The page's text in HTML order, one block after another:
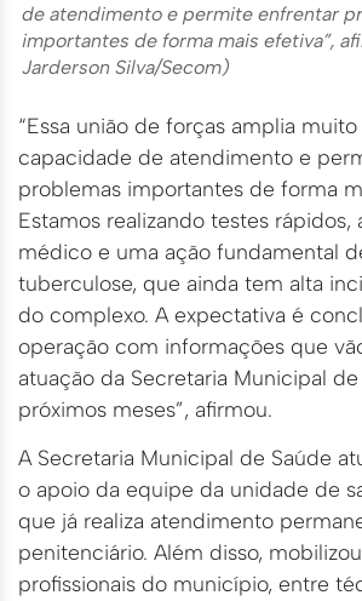
de atendimento e permite enfrentar
importantes de forma mais efetiva”,
Jarderson Silva/Secom)
“Essa união de forças amplia muito
capacidade de atendimento e
problemas importantes de forma
Estamos realizando testes
médico e uma ação fundamental
tuberculose, que ainda tem alta
do complexo. A expectativa é
operação com informações que
atuação da Secretaria Municipal
próximos meses”, afirmou.
A Secretaria Municipal de Saúde
o apoio da equipe da unidade de
que já realiza atendimento
penitenciário. Além disso,
profissionais do município, entre